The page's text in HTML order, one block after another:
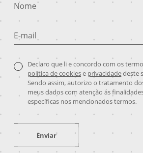
Nome
E-mail
Declaro que li e concordo com os
política de cookiese privacidadedeste
Sendo assim, autorizo o tratamento
meus dados com atenção ás
específicas nos mencionados termos.
Enviar